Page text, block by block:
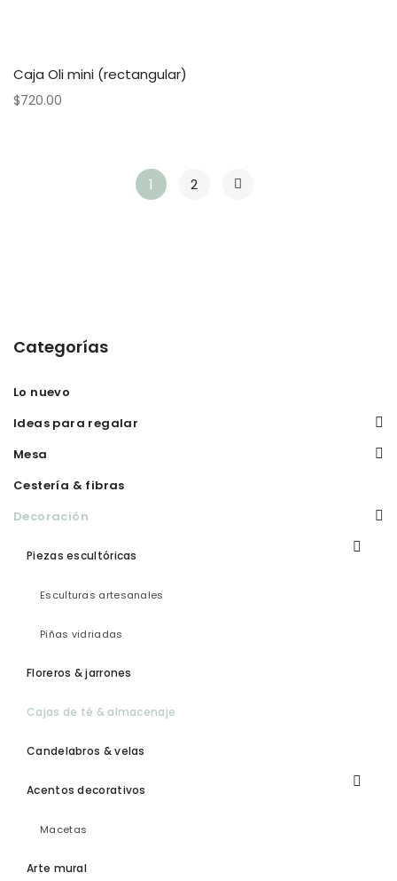
Caja Oli mini (rectangular)
$720.00
1 2
Categorías
Lo nuevo
Ideas para regalar
Mesa
Cestería & fibras
Decoración
Piezas escultóricas
Esculturas artesanales
Piñas vidriadas
Floreros & jarrones
Cajas de té & almacenaje
Candelabros & velas
Acentos decorativos
Macetas
Arte mural